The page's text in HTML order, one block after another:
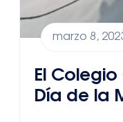
marzo 8,
El
Día de la